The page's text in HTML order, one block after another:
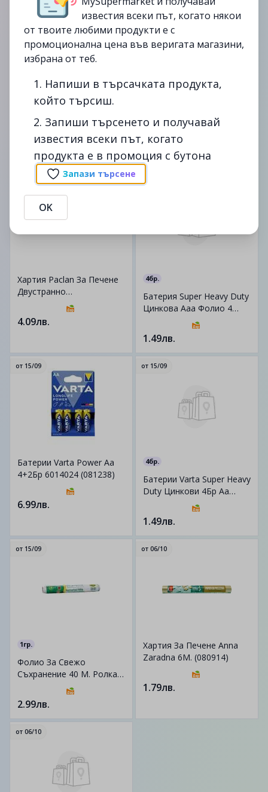
20Бр Hdpe Цветни
Цветни С Дръжки
3.59лв.
30Бр Hdpe Цветни С
Дръжки (080580)
3.49лв.
Хартия Paclan За Печене
Двустранно
Силиконизирана 8М Х
38См (081333)
4.09лв.
15/09
4бр.
Батерия Super Heavy Duty
Цинкова Ааа Фолио 4
Бр.6010 (081410)
1.49лв.
от
Батерии Varta Power Aa
4+2Бр 6014024 (081238)
6.99лв.
от 15/09
4бр.
Батерии Varta Super Heavy
Duty Цинкови 4Бр Аа
6010012 (081240)
1.49лв.
от 15/09
1гр.
Фолио За Свежо
Съхранение 40 М. Ролка
Магрит (032577)
2.99лв.
от 15/09
Хартия За Печене Anna
Zaradna 6М. (080914)
1.79лв.
от 06/10
от 06/10
известия всеки път, когато някои
от твоите любими продукти е с
промоционална цена във веригата магазини,
избрана от теб.
1. Напиши в търсачката продукта,
който търсиш.
2. Запиши търсенето и получавай
известия всеки път, когато
продукта е в промоция с бутона
Запази търсене
OK